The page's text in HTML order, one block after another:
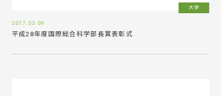
大学
2017.03.09
平成28年度国際総合科学部長賞表彰式